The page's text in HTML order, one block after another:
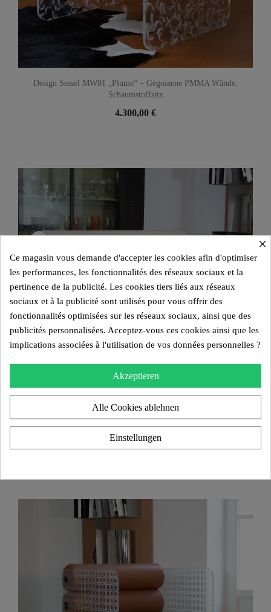
Design Sessel MW01 „Plume“ – Gegossene PMMA Wände,
Schaumstoffsitz
4.300,00 €
Design Sofa MW01 „Plume“ – Gegossene PMMA Wände,
Schaumstoffsitz
5.300,00 €
×
Ce magasin vous demande d'accepter les cookies afin d'optimiser
les performances, les fonctionnalités des réseaux sociaux et la
pertinence de la publicité. Les cookies tiers liés aux réseaux
sociaux et à la publicité sont utilisés pour vous offrir des
fonctionnalités optimisées sur les réseaux sociaux, ainsi que des
publicités personnalisées. Acceptez-vous ces cookies ainsi que les
implications associées à l'utilisation de vos données personnelles ?
Akzeptieren
Alle Cookies ablehnen
Einstellungen